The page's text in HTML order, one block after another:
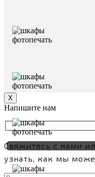
Х
Напишите нам
Свяжитесь с нами
узнать, как мы